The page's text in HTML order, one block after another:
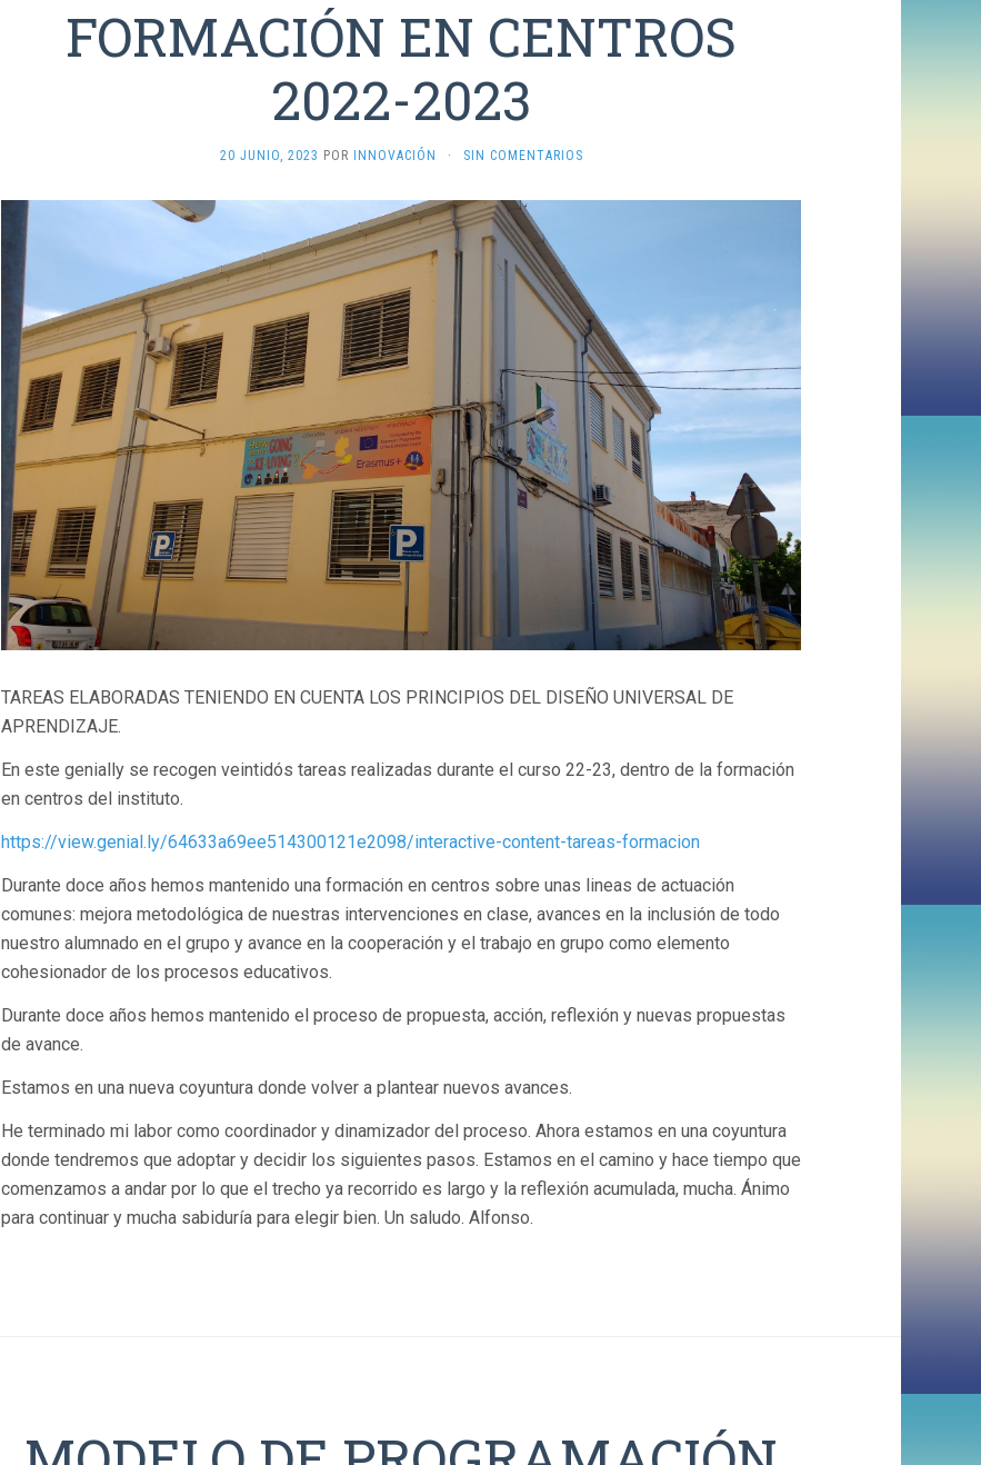
FORMACIÓN EN CENTROS
2022-2023
20 JUNIO, 2023 POR INNOVACIÓN · SIN COMENTARIOS
TAREAS ELABORADAS TENIENDO EN CUENTA LOS PRINCIPIOS DEL DISEÑO UNIVERSAL DE
APRENDIZAJE.
En este genially se recogen veintidós tareas realizadas durante el curso 22-23, dentro de la formación
en centros del instituto.
https://view.genial.ly/64633a69ee514300121e2098/interactive-content-tareas-formacion
Durante doce años hemos mantenido una formación en centros sobre unas lineas de actuación
comunes: mejora metodológica de nuestras intervenciones en clase, avances en la inclusión de todo
nuestro alumnado en el grupo y avance en la cooperación y el trabajo en grupo como elemento
cohesionador de los procesos educativos.
Durante doce años hemos mantenido el proceso de propuesta, acción, reflexión y nuevas propuestas
de avance.
Estamos en una nueva coyuntura donde volver a plantear nuevos avances.
He terminado mi labor como coordinador y dinamizador del proceso. Ahora estamos en una coyuntura
donde tendremos que adoptar y decidir los siguientes pasos. Estamos en el camino y hace tiempo que
comenzamos a andar por lo que el trecho ya recorrido es largo y la reflexión acumulada, mucha. Ánimo
para continuar y mucha sabiduría para elegir bien. Un saludo. Alfonso.